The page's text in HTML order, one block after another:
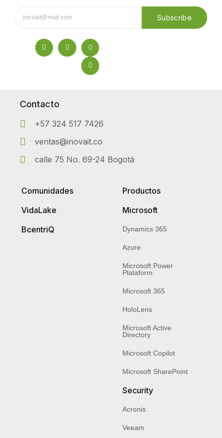
Subscribe
Contacto
+57 324 517 7426
ventas@inovait.co
calle 75 No. 69-24 Bogotá
Comunidades
VidaLake
BcentriQ
Productos
Microsoft
Dynamics 365
Azure
Microsoft Power
Plataform
Microsoft 365
HoloLens
Microsoft Active
Directory
Microsoft Copilot
Microsoft SharePoint
Security
Acronis
Veeam